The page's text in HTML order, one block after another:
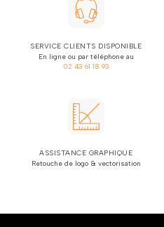
SERVICE CLIENTS DISPONIBLE
En ligne ou par téléphone au
02 43 61 18 93
ASSISTANCE GRAPHIQUE
Retouche de logo & vectorisation